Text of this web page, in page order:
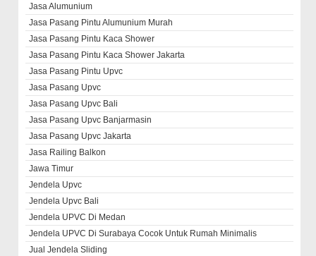
Jasa Alumunium
Jasa Pasang Pintu Alumunium Murah
Jasa Pasang Pintu Kaca Shower
Jasa Pasang Pintu Kaca Shower Jakarta
Jasa Pasang Pintu Upvc
Jasa Pasang Upvc
Jasa Pasang Upvc Bali
Jasa Pasang Upvc Banjarmasin
Jasa Pasang Upvc Jakarta
Jasa Railing Balkon
Jawa Timur
Jendela Upvc
Jendela Upvc Bali
Jendela UPVC Di Medan
Jendela UPVC Di Surabaya Cocok Untuk Rumah Minimalis
Jual Jendela Sliding